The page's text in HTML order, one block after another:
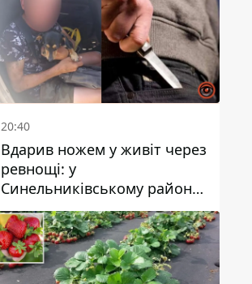
20:40
Вдарив ножем у живіт через
ревнощі: у
Синельниківському районі
затримали 49-річного
чоловіка за вбивство